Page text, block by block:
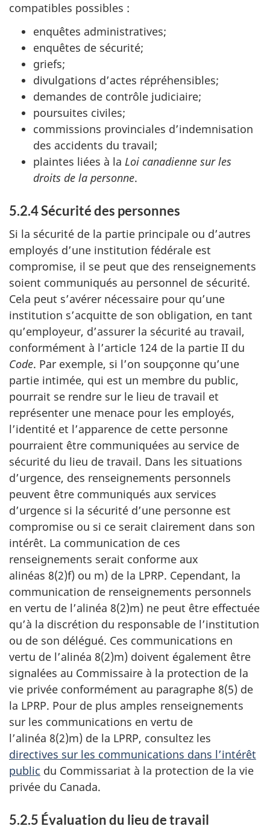
compatibles possibles :
enquêtes administratives;
enquêtes de sécurité;
griefs;
divulgations d’actes répréhensibles;
demandes de contrôle judiciaire;
poursuites civiles;
commissions provinciales d’indemnisation
des accidents du travail;
plaintes liées à la Loi canadienne sur les
droits de la personne.
5.2.4 Sécurité des personnes
Si la sécurité de la partie principale ou d’autres
employés d’une institution fédérale est
compromise, il se peut que des renseignements
soient communiqués au personnel de sécurité.
Cela peut s’avérer nécessaire pour qu’une
institution s’acquitte de son obligation, en tant
qu’employeur, d’assurer la sécurité au travail,
conformément à l’article 124 de la partie II du
Code. Par exemple, si l’on soupçonne qu’une
partie intimée, qui est un membre du public,
pourrait se rendre sur le lieu de travail et
représenter une menace pour les employés,
l’identité et l’apparence de cette personne
pourraient être communiquées au service de
sécurité du lieu de travail. Dans les situations
d’urgence, des renseignements personnels
peuvent être communiqués aux services
d’urgence si la sécurité d’une personne est
compromise ou si ce serait clairement dans son
intérêt. La communication de ces
renseignements serait conforme aux
alinéas 8(2)f) ou m) de la LPRP. Cependant, la
communication de renseignements personnels
en vertu de l’alinéa 8(2)m) ne peut être effectuée
qu’à la discrétion du responsable de l’institution
ou de son délégué. Ces communications en
vertu de l’alinéa 8(2)m) doivent également être
signalées au Commissaire à la protection de la
vie privée conformément au paragraphe 8(5) de
la LPRP. Pour de plus amples renseignements
sur les communications en vertu de
l’alinéa 8(2)m) de la LPRP, consultez les
directives sur les communications dans l’intérêt
public du Commissariat à la protection de la vie
privée du Canada.
5.2.5 Évaluation du lieu de travail